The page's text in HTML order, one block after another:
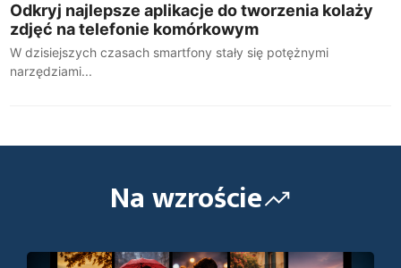
Odkryj najlepsze aplikacje do tworzenia kolaży
zdjęć na telefonie komórkowym
W dzisiejszych czasach smartfony stały się potężnymi
narzędziami...
Na wzroście